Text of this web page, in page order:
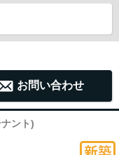
お問い合わせ
ント)